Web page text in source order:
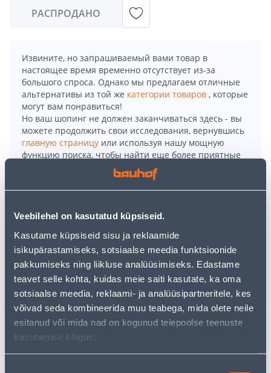
Veebilehel on kasutatud küpsiseid.
Kasutame küpsiseid sisu ja reklaamide
isikupärastamiseks, sotsiaalse meedia funktsioonide
pakkumiseks ning liikluse analüüsimiseks. Edastame
teavet selle kohta, kuidas meie saiti kasutate, ka oma
sotsiaalse meedia, reklaami- ja analüüsipartneritele, kes
võivad seda kombineerida muu teabega, mida olete neile
esitanud või mida nad on kogunud teiepoolse teenuste
kasutamise käigus.
РАСПРОДАНО
Извините, но запрашиваемый вами товар в
настоящее время временно отсутствует из-за
большого спроса. Однако мы предлагаем отличные
альтернативы из той же категории товаров , которые
могут вам понравиться!
Но ваш шопинг не должен заканчиваться здесь - вы
можете продолжить свои исследования, вернувшись
главную страницу или используя нашу мощную
функцию поиска, чтобы найти еще более приятные
варианты. Удачных покупок!
• Paksus 2,8 mm, pealiskatte läbimõõt 0,2 mm.
• Laius 2 meetrit.
TEGEMIST ON MÕÕTU LÕIGATAVA TOOTEGA!
• 14 päevane taganemisõigus ei laiene toodetele,
mis on mõõtu lõigatud kliendi isiklikke vajadusi
arvestades.